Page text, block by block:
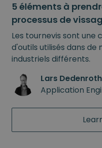
5 éléments à
processus de
Les tournevis sont
d'outils utilisés dans de
industriels différents.
Lars
Application